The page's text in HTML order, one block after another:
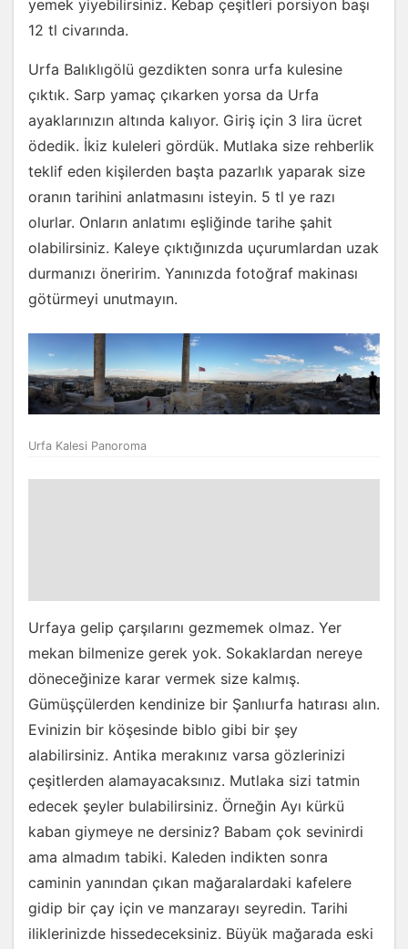
yemek yiyebilirsiniz. Kebap çeşitleri porsiyon başı
12 tl civarında.
Urfa Balıklıgölü gezdikten sonra urfa kulesine
çıktık. Sarp yamaç çıkarken yorsa da Urfa
ayaklarınızın altında kalıyor. Giriş için 3 lira ücret
ödedik. İkiz kuleleri gördük. Mutlaka size rehberlik
teklif eden kişilerden başta pazarlık yaparak size
oranın tarihini anlatmasını isteyin. 5 tl ye razı
olurlar. Onların anlatımı eşliğinde tarihe şahit
olabilirsiniz. Kaleye çıktığınızda uçurumlardan uzak
durmanızı öneririm. Yanınızda fotoğraf makinası
götürmeyi unutmayın.
Urfa Kalesi Panoroma
Urfaya gelip çarşılarını gezmemek olmaz. Yer
mekan bilmenize gerek yok. Sokaklardan nereye
döneceğinize karar vermek size kalmış.
Gümüşçülerden kendinize bir Şanlıurfa hatırası alın.
Evinizin bir köşesinde biblo gibi bir şey
alabilirsiniz. Antika merakınız varsa gözlerinizi
çeşitlerden alamayacaksınız. Mutlaka sizi tatmin
edecek şeyler bulabilirsiniz. Örneğin Ayı kürkü
kaban giymeye ne dersiniz? Babam çok sevinirdi
ama almadım tabiki. Kaleden indikten sonra
caminin yanından çıkan mağaralardaki kafelere
gidip bir çay için ve manzarayı seyredin. Tarihi
iliklerinizde hissedeceksiniz. Büyük mağarada eski